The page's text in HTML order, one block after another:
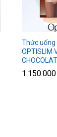
Thức uống
OPTISLIM
1.150.000
1.150.000